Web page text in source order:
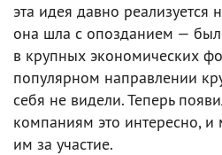
эта идея давно реализуется
она шла с опозданием —
в крупных экономических
популярном направлении
себя не видели. Теперь
компаниям это интересно,
им за участие.